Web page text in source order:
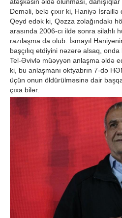
Deməli, belə çıxır ki, Haniyə İsraillə
Qeyd edək ki, Qəzza zolağındakı
arasında 2006-cı ildə sonra silahlı
razılaşma da olub. İsmayıl
başçılıq etdiyini nəzərə alsaq,
Tel-Əvivlə müəyyən anlaşma əldə
ki, bu anlaşmanı oktyabrın 7-də
üçün onun öldürülməsinə dair
çıxa bilər.